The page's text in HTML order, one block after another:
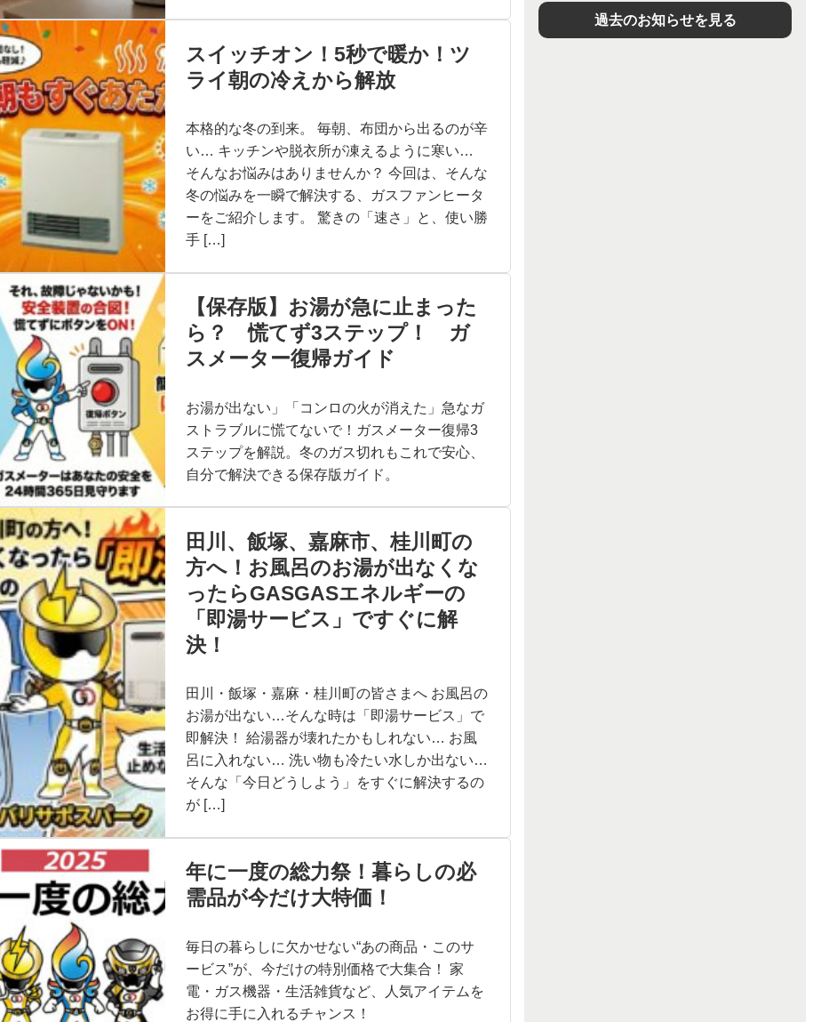
スイッチオン！5秒で暖か！ツ
ライ朝の冷えから解放
本格的な冬の到来。 毎朝、布団から出るのが辛
い… キッチンや脱衣所が凍えるように寒い…
そんなお悩みはありませんか？ 今回は、そんな
冬の悩みを一瞬で解決する、ガスファンヒータ
ーをご紹介します。 驚きの「速さ」と、使い勝
手 […]
【保存版】お湯が急に止まった
ら？ 慌てず3ステップ！ ガ
スメーター復帰ガイド
お湯が出ない」「コンロの火が消えた」急なガ
ストラブルに慌てないで！ガスメーター復帰3
ステップを解説。冬のガス切れもこれで安心、
自分で解決できる保存版ガイド。
田川、飯塚、嘉麻市、桂川町の
方へ！お風呂のお湯が出なくな
ったらGASGASエネルギーの
「即湯サービス」ですぐに解
決！
田川・飯塚・嘉麻・桂川町の皆さまへ お風呂の
お湯が出ない…そんな時は「即湯サービス」で
即解決！ 給湯器が壊れたかもしれない… お風
呂に入れない… 洗い物も冷たい水しか出ない…
そんな「今日どうしよう」をすぐに解決するの
が […]
年に一度の総力祭！暮らしの必
需品が今だけ大特価！
毎日の暮らしに欠かせない“あの商品・このサ
ービス”が、今だけの特別価格で大集合！ 家
電・ガス機器・生活雑貨など、人気アイテムを
お得に手に入れるチャンス！
過去のお知らせを見る